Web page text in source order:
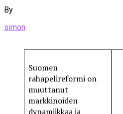
By
simon
Suomen
rahapelireformi on
muuttanut
markkinoiden
dynamiikkaa ja